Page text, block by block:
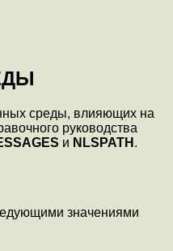
среды, влияющих на
руководства
и NLSPATH .
значениями